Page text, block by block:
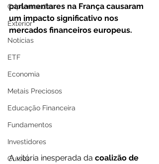
Criptomoedas
Exterior
Notícias
ETF
Economia
Metais Preciosos
Educação Financeira
Fundamentos
Investidores
Cursos
parlamentares na França causaram
um impacto significativo nos
mercados financeiros europeus.
A vitória inesperada da coalizão de